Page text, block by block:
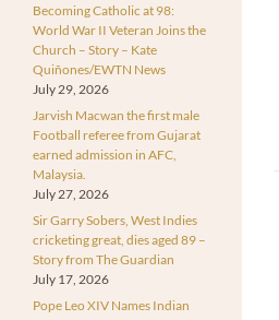
Becoming Catholic at 98:
World War II Veteran Joins the
Church – Story – Kate
Quiñones/EWTN News
July 29, 2026
Jarvish Macwan the first male
Football referee from Gujarat
earned admission in AFC,
Malaysia.
July 27, 2026
Sir Garry Sobers, West Indies
cricketing great, dies aged 89 –
Story from The Guardian
July 17, 2026
Pope Leo XIV Names Indian